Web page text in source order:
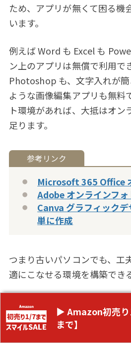
ため、アプリが無くて困る機
います。
例えば Word も Excel も
ン上のアプリは無償で利用で
Photoshop も、文字入れが
ような画像編集アプリも無料
ト環境があれば、大抵はオン
足ります。
Microsoft 365 Office
Adobe オンラインフォ
Canva グラフィック
単に作成
つまり古いパソコンでも、工
適にこなせる環境を構築でき
他にも Chromebook 購入前
CloudReady を利用するケー
あったらちょっと試せるのが
▶ Amazon初売り
まで】